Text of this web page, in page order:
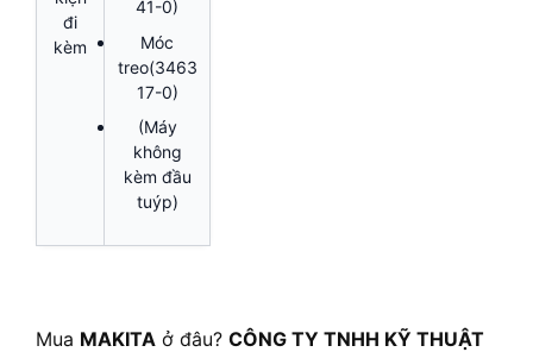
đi
kèm
41-0)
Móc
treo(3463
17-0)
(Máy
không
kèm đầu
tuýp)
Mua MAKITA ở đâu? CÔNG TY TNHH KỸ THUẬT